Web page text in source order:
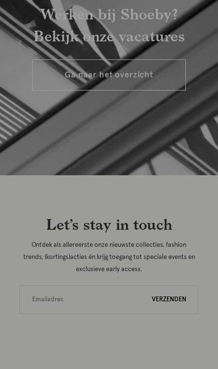
Werken bij Shoeby?
Bekijk onze vacatures
Ga naar het overzicht
Let’s stay in touch
Ontdek als allereerste onze nieuwste collecties, fashion
trends, (kortings)acties én krijg toegang tot speciale events en
exclusieve early access.
VERZENDEN